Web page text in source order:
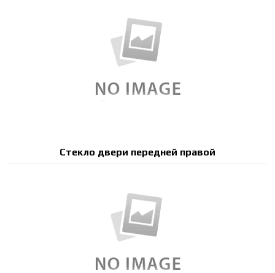
Стекло двери передней правой